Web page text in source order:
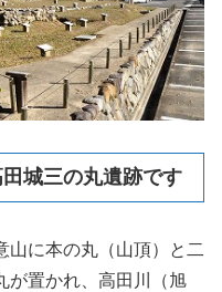
城三の丸遺跡です
に本の丸（山頂）と二
が置かれ、高田川（旭